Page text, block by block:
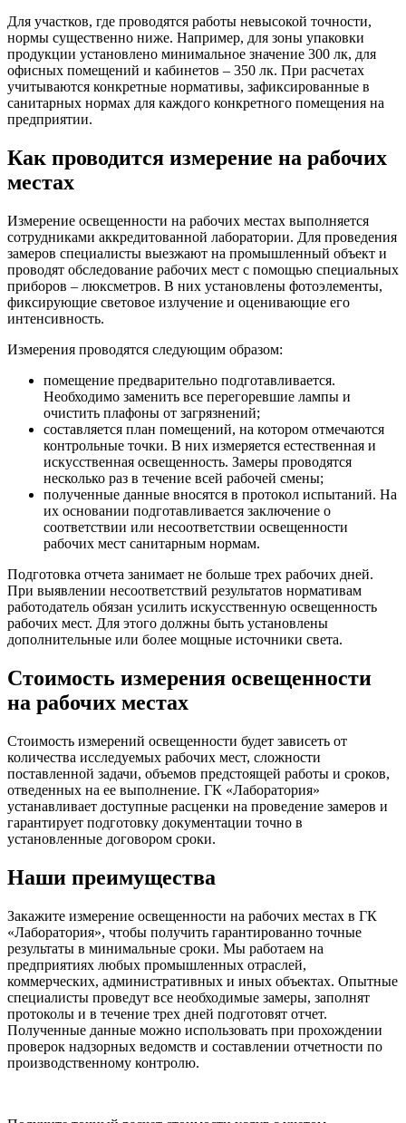
Для участков, где проводятся работы невысокой точности,
нормы существенно ниже. Например, для зоны упаковки
продукции установлено минимальное значение 300 лк, для
офисных помещений и кабинетов – 350 лк. При расчетах
учитываются конкретные нормативы, зафиксированные в
санитарных нормах для каждого конкретного помещения на
предприятии.
Как проводится измерение на рабочих
местах
Измерение освещенности на рабочих местах выполняется
сотрудниками аккредитованной лаборатории. Для проведения
замеров специалисты выезжают на промышленный объект и
проводят обследование рабочих мест с помощью специальных
приборов – люксметров. В них установлены фотоэлементы,
фиксирующие световое излучение и оценивающие его
интенсивность.
Измерения проводятся следующим образом:
помещение предварительно подготавливается.
Необходимо заменить все перегоревшие лампы и
очистить плафоны от загрязнений;
составляется план помещений, на котором отмечаются
контрольные точки. В них измеряется естественная и
искусственная освещенность. Замеры проводятся
несколько раз в течение всей рабочей смены;
полученные данные вносятся в протокол испытаний. На
их основании подготавливается заключение о
соответствии или несоответствии освещенности
рабочих мест санитарным нормам.
Подготовка отчета занимает не больше трех рабочих дней.
При выявлении несоответствий результатов нормативам
работодатель обязан усилить искусственную освещенность
рабочих мест. Для этого должны быть установлены
дополнительные или более мощные источники света.
Стоимость измерения освещенности
на рабочих местах
Стоимость измерений освещенности будет зависеть от
количества исследуемых рабочих мест, сложности
поставленной задачи, объемов предстоящей работы и сроков,
отведенных на ее выполнение. ГК «Лаборатория»
устанавливает доступные расценки на проведение замеров и
гарантирует подготовку документации точно в
установленные договором сроки.
Наши преимущества
Закажите измерение освещенности на рабочих местах в ГК
«Лаборатория», чтобы получить гарантированно точные
результаты в минимальные сроки. Мы работаем на
предприятиях любых промышленных отраслей,
коммерческих, административных и иных объектах. Опытные
специалисты проведут все необходимые замеры, заполнят
протоколы и в течение трех дней подготовят отчет.
Полученные данные можно использовать при прохождении
проверок надзорных ведомств и составлении отчетности по
производственному контролю.